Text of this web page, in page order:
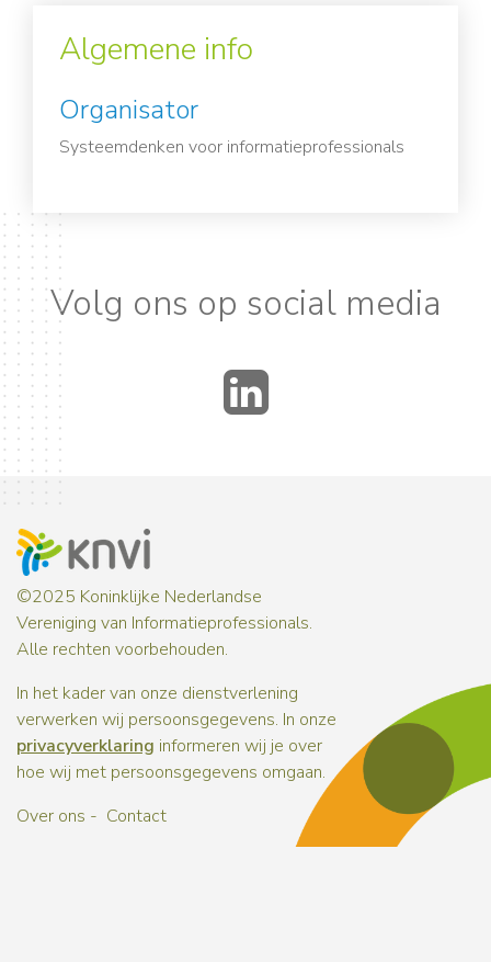
Algemene info
Organisator
Systeemdenken voor informatieprofessionals
Volg ons op social media
©2025 Koninklijke Nederlandse
Vereniging van Informatieprofessionals.
Alle rechten voorbehouden.
In het kader van onze dienstverlening
verwerken wij persoonsgegevens. In onze
privacyverklaring informeren wij je over
hoe wij met persoonsgegevens omgaan.
Over ons
Contact